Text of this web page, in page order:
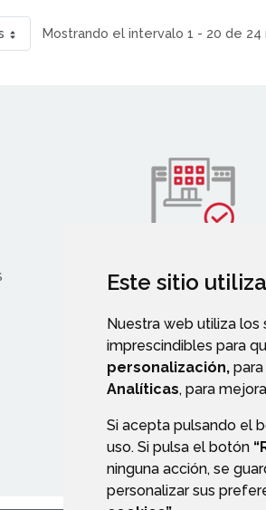
Este sitio
Nuestra web utiliza los
imprescindibles para
personalización,
Analíticas, para
Si acepta pulsando el
uso. Si pulsa el botón
ninguna acción, se
personalizar sus
Mostrando el intervalo 1 - 20 de 24
DIRECTORIO EMPRESARIAL
VALIDACIÓN DE